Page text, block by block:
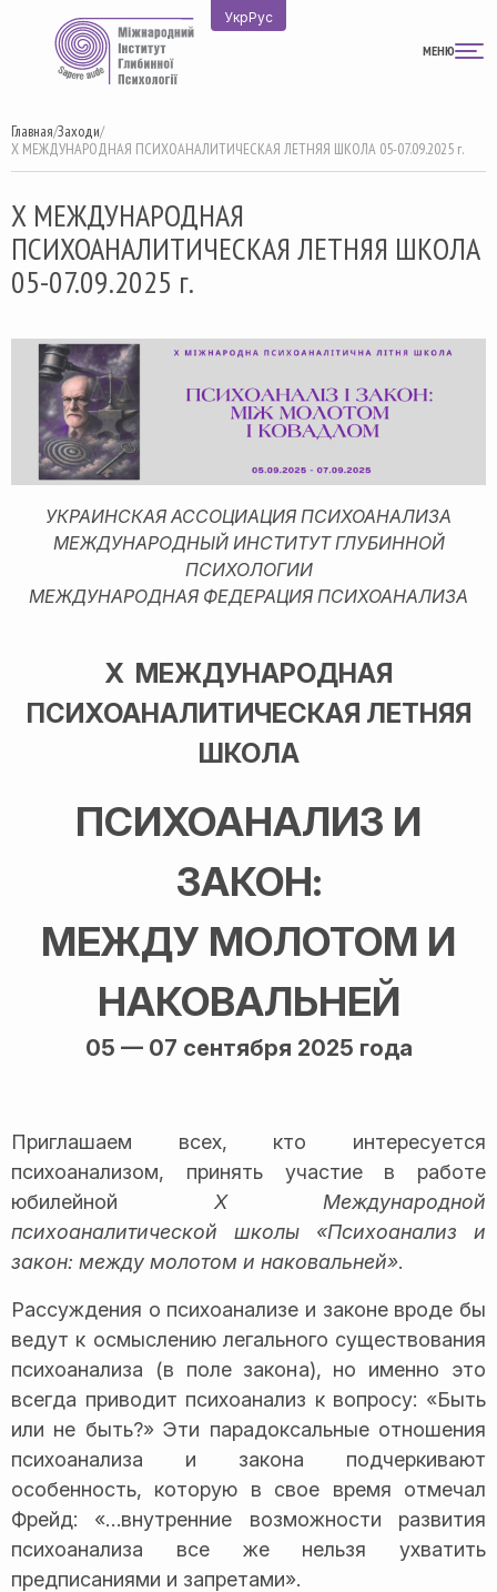
содержимому
УкрРус
МЕНЮ
Главная/Заходи/
Х МЕЖДУНАРОДНАЯ ПСИХОАНАЛИТИЧЕСКАЯ ЛЕТНЯЯ ШКОЛА 05-07.09.2025 г.
Х МЕЖДУНАРОДНАЯ
ПСИХОАНАЛИТИЧЕСКАЯ ЛЕТНЯЯ ШКОЛА
05-07.09.2025 г.
УКРАИНСКАЯ АССОЦИАЦИЯ ПСИХОАНАЛИЗА
МЕЖДУНАРОДНЫЙ ИНСТИТУТ ГЛУБИННОЙ
ПСИХОЛОГИИ
МЕЖДУНАРОДНАЯ ФЕДЕРАЦИЯ ПСИХОАНАЛИЗА
Х МЕЖДУНАРОДНАЯ
ПСИХОАНАЛИТИЧЕСКАЯ ЛЕТНЯЯ
ШКОЛА
ПСИХОАНАЛИЗ И
ЗАКОН:
МЕЖДУ МОЛОТОМ И
НАКОВАЛЬНЕЙ
05 — 07 сентября 2025 года
Приглашаем всех, кто интересуется
психоанализом, принять участие в работе
юбилейной X Международной
психоаналитической школы «Психоанализ и
закон: между молотом и наковальней».
Рассуждения о психоанализе и законе вроде бы
ведут к осмыслению легального существования
психоанализа (в поле закона), но именно это
всегда приводит психоанализ к вопросу: «Быть
или не быть?» Эти парадоксальные отношения
психоанализа и закона подчеркивают
особенность, которую в свое время отмечал
Фрейд: «…внутренние возможности развития
психоанализа все же нельзя ухватить
предписаниями и запретами».